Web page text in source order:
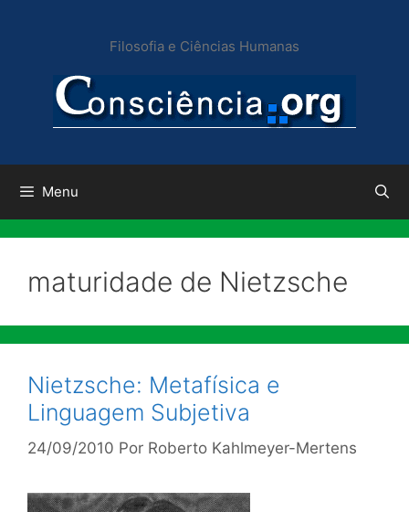
conteúdo
Filosofia e Ciências Humanas
Menu
maturidade de Nietzsche
Nietzsche: Metafísica e
Linguagem Subjetiva
24/09/2010 Por Roberto Kahlmeyer-Mertens